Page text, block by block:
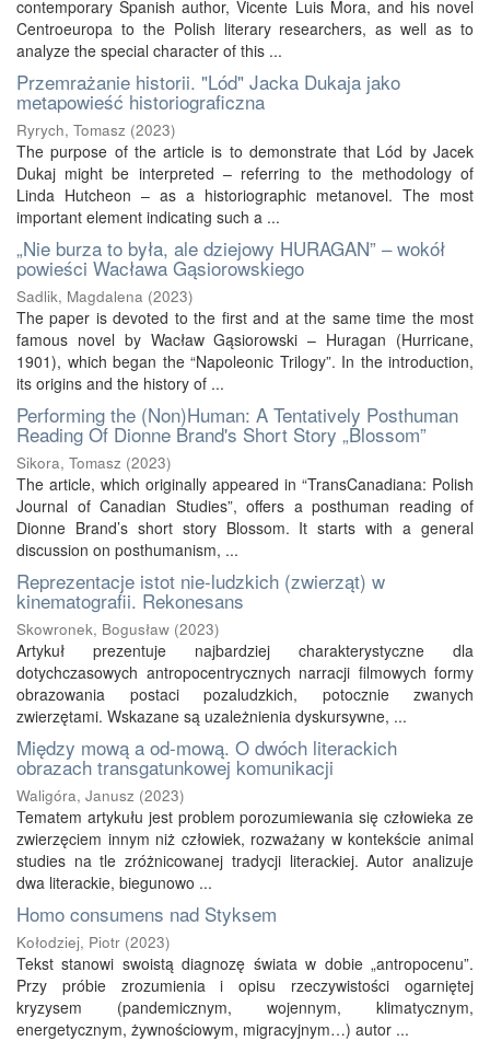
contemporary Spanish author, Vicente Luis Mora, and his novel
Centroeuropa to the Polish literary researchers, as well as to
analyze the special character of this ...
Przemrażanie historii. "Lód" Jacka Dukaja jako
metapowieść historiograficzna
Ryrych, Tomasz (2023)
The purpose of the article is to demonstrate that Lód by Jacek
Dukaj might be interpreted – referring to the methodology of
Linda Hutcheon – as a historiographic metanovel. The most
important element indicating such a ...
„Nie burza to była, ale dziejowy HURAGAN” – wokół
powieści Wacława Gąsiorowskiego
Sadlik, Magdalena (2023)
The paper is devoted to the first and at the same time the most
famous novel by Wacław Gąsiorowski – Huragan (Hurricane,
1901), which began the “Napoleonic Trilogy”. In the introduction,
its origins and the history of ...
Performing the (Non)Human: A Tentatively Posthuman
Reading Of Dionne Brand's Short Story „Blossom”
Sikora, Tomasz (2023)
The article, which originally appeared in “TransCanadiana: Polish
Journal of Canadian Studies”, offers a posthuman reading of
Dionne Brand’s short story Blossom. It starts with a general
discussion on posthumanism, ...
Reprezentacje istot nie‑ludzkich (zwierząt) w
kinematografii. Rekonesans
Skowronek, Bogusław (2023)
Artykuł prezentuje najbardziej charakterystyczne dla
dotychczasowych antropocentrycznych narracji filmowych formy
obrazowania postaci pozaludzkich, potocznie zwanych
zwierzętami. Wskazane są uzależnienia dyskursywne, ...
Między mową a od‑mową. O dwóch literackich
obrazach transgatunkowej komunikacji
Waligóra, Janusz (2023)
Tematem artykułu jest problem porozumiewania się człowieka ze
zwierzęciem innym niż człowiek, rozważany w kontekście animal
studies na tle zróżnicowanej tradycji literackiej. Autor analizuje
dwa literackie, biegunowo ...
Homo consumens nad Styksem
Kołodziej, Piotr (2023)
Tekst stanowi swoistą diagnozę świata w dobie „antropocenu”.
Przy próbie zrozumienia i opisu rzeczywistości ogarniętej
kryzysem (pandemicznym, wojennym, klimatycznym,
energetycznym, żywnościowym, migracyjnym…) autor ...